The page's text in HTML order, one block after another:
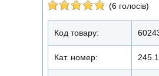
(6 голосів)
Код товару:
Кат. номер: